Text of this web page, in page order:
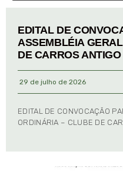
EDITAL DE
ASSEMBLÉIA
DE CARROS
29 de julho de 2026
EDITAL DE CONVOCAÇÃO
ORDINÁRIA – CLUBE DE